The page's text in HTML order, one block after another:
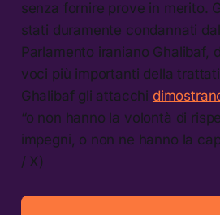
senza fornire prove in merito.
stati duramente condannati
Parlamento iraniano Ghalibaf,
voci più importanti della
Ghalibaf gli attacchi
“o non hanno la volontà di
impegni, o non ne hanno la
/ X)